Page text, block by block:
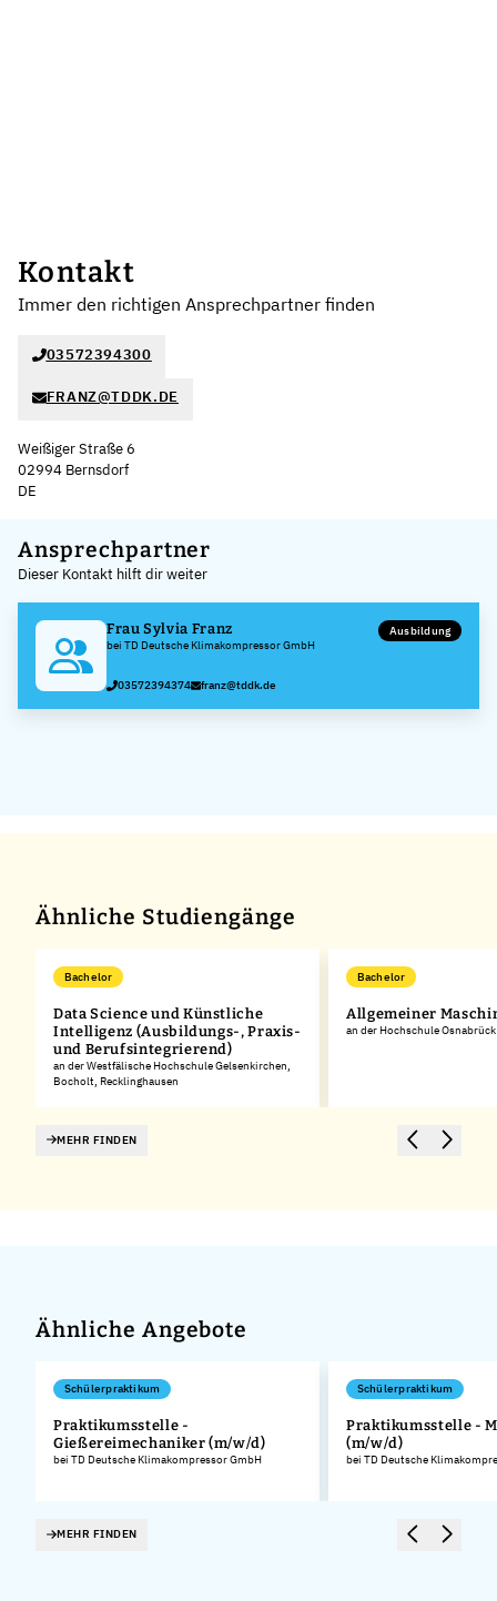
Kontakt
Immer den richtigen Ansprechpartner finden
03572394300
FRANZ@TDDK.DE
Weißiger Straße 6
02994 Bernsdorf
DE
+
−
Ansprechpartner
Dieser Kontakt hilft dir weiter
Frau Sylvia Franz
bei TD Deutsche Klimakompressor GmbH
Ausbildung
03572394374 franz@tddk.de
Ähnliche Studiengänge
Bachelor
Data Science und Künstliche
Intelligenz (Ausbildungs-, Praxis-
und Berufsintegrierend)
an der Westfälische Hochschule Gelsenkirchen,
Bocholt, Recklinghausen
Bachelor
Allgemeiner
an der Hochschule Osnabrück
MEHR FINDEN
Ähnliche Angebote
Schülerpraktikum
Praktikumsstelle -
Gießereimechaniker (m/w/d)
bei TD Deutsche Klimakompressor GmbH
Schülerpraktikum
Praktikumsstelle -
(m/w/d)
bei TD Deutsche
MEHR FINDEN